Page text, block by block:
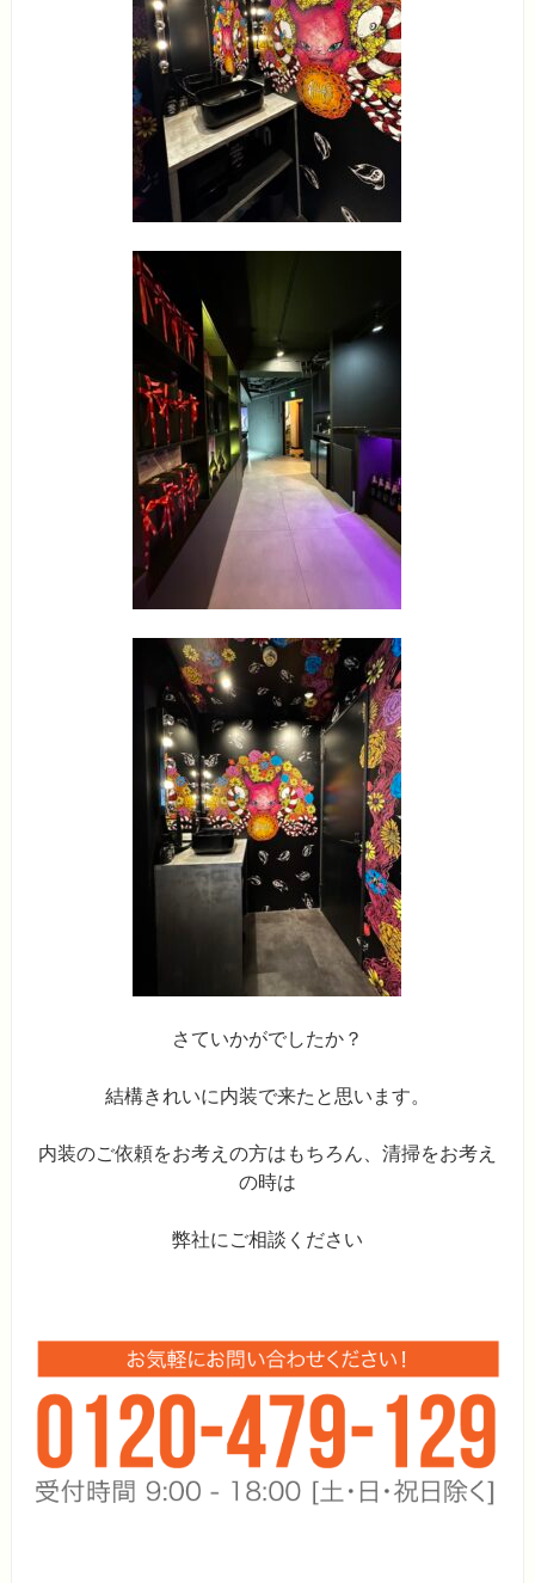
さていかがでしたか？
結構きれいに内装で来たと思います。
内装のご依頼をお考えの方はもちろん、清掃をお考え
の時は
弊社にご相談ください